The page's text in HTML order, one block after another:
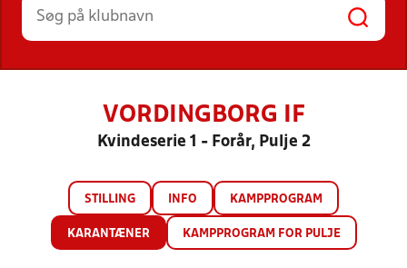
VORDINGBORG IF
Kvindeserie 1 - Forår, Pulje 2
STILLING INFO KAMPPROGRAM
KARANTÆNER KAMPPROGRAM FOR PULJE